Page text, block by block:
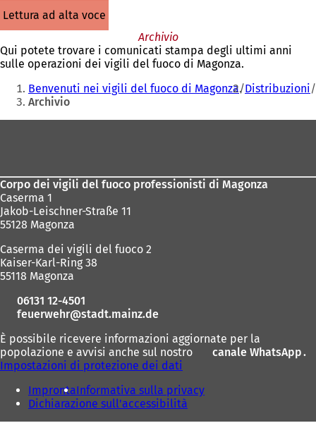
lettura ad alta voce
Archivio
Qui potete trovare i comunicati stampa degli ultimi anni
sulle operazioni dei vigili del fuoco di Magonza.
Siete
qui:
Benvenuti nei vigili del fuoco di Magonza Distribuzioni
Archivio
Corpo dei vigili del fuoco professionisti di Magonza
Caserma 1
Jakob-Leischner-Straße 11
55128 Magonza
Caserma dei vigili del fuoco 2
Kaiser-Karl-Ring 38
55118 Magonza
06131 12-4501
feuerwehr
stadt.mainz de
È possibile ricevere informazioni aggiornate per la
popolazione e avvisi anche sul nostro
canale WhatsApp(
r
.
Impostazioni di protezione dei dati
ImprontaInformativa sulla privacy
Dichiarazione sull'accessibilità